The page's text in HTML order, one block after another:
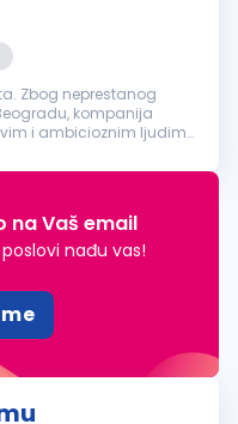
Zbog neprestanog
kompanija
i ambicioznim ljudima
na Vaš email
nađu vas!